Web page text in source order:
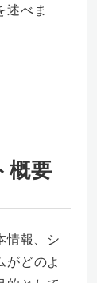
述べま
概要
情報、シ
がどのよ